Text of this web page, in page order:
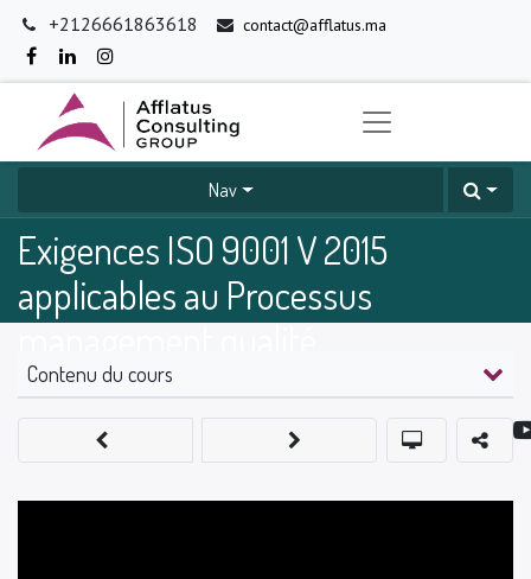
+2126661863618 contact@afflatus.ma
Nav
Exigences ISO 9001 V 2015
applicables au Processus
Contenu du cours